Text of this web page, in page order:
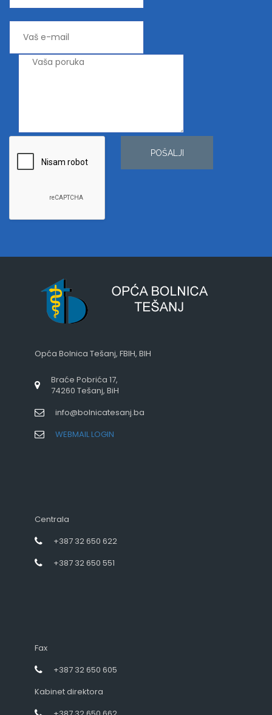
POŠALJI
Opća Bolnica Tešanj, FBIH, BIH
Braće Pobrića 17,
74260 Tešanj, BiH
info@bolnicatesanj.ba
WEBMAIL LOGIN
Centrala
+387 32 650 622
+387 32 650 551
Fax
+387 32 650 605
Kabinet direktora